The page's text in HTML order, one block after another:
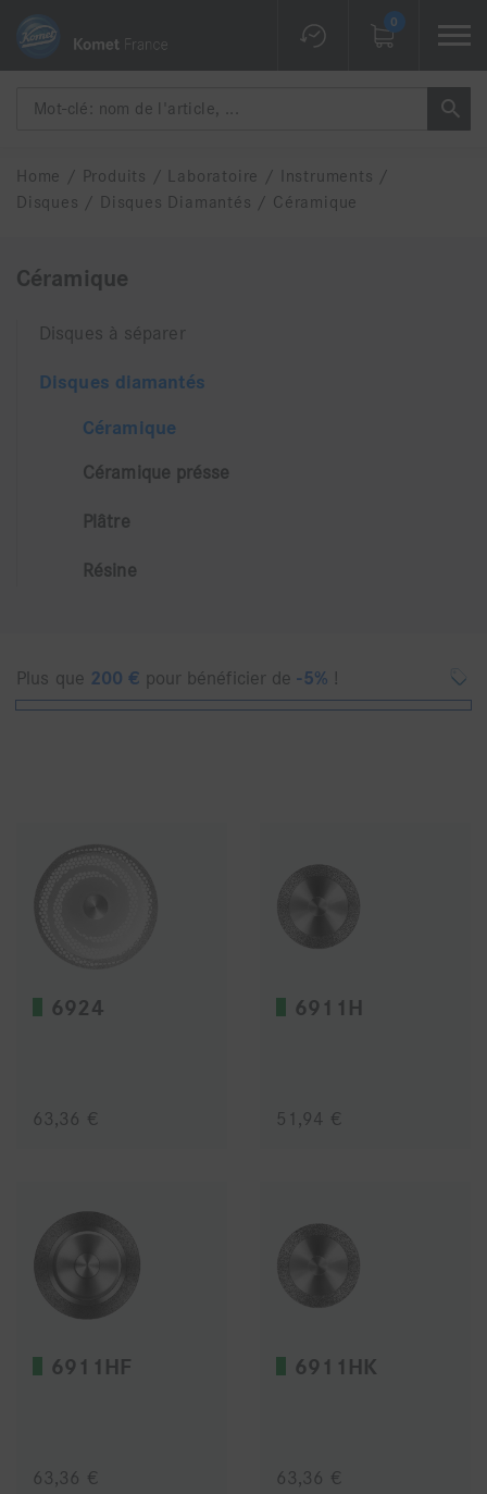
0
Home / Produits / Laboratoire / Instruments /
Disques / Disques Diamantés / Céramique
Céramique
Disques à séparer
Disques diamantés
Céramique
Céramique présse
Plâtre
Résine
Plus que 200 € pour bénéficier de-5% !
6924
63,36 €
6911H
51,94 €
6911HF
63,36 €
6911HK
63,36 €